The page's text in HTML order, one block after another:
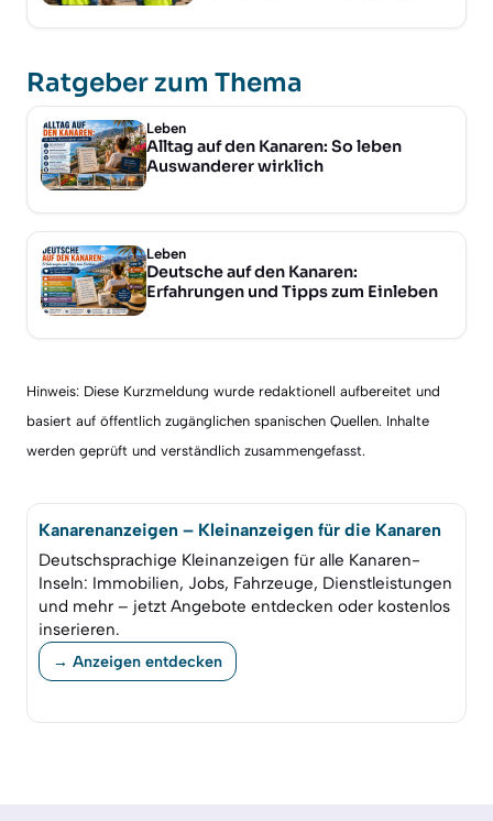
Ratgeber zum Thema
Leben
Alltag auf den Kanaren: So leben
Auswanderer wirklich
Leben
Deutsche auf den Kanaren:
Erfahrungen und Tipps zum Einleben
Hinweis: Diese Kurzmeldung wurde redaktionell aufbereitet und
basiert auf öffentlich zugänglichen spanischen Quellen. Inhalte
werden geprüft und verständlich zusammengefasst.
Kanarenanzeigen – Kleinanzeigen für die Kanaren
Deutschsprachige Kleinanzeigen für alle Kanaren-
Inseln: Immobilien, Jobs, Fahrzeuge, Dienstleistungen
und mehr – jetzt Angebote entdecken oder kostenlos
inserieren.
→ Anzeigen entdecken